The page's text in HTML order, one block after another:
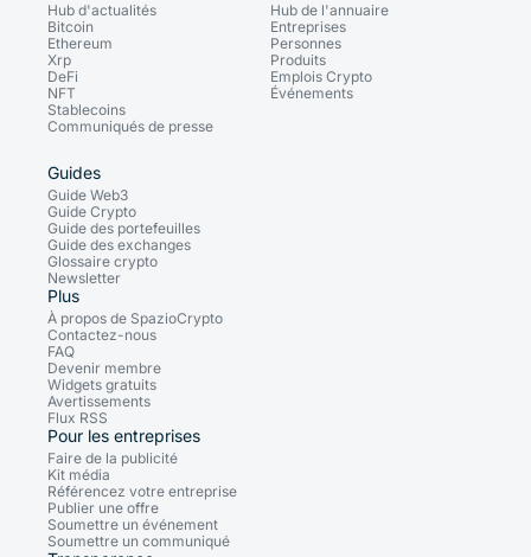
Hub d'actualités
Bitcoin
Ethereum
Xrp
DeFi
NFT
Stablecoins
Communiqués de presse
Hub de l'annuaire
Entreprises
Personnes
Produits
Emplois Crypto
Événements
Guides
Guide Web3
Guide Crypto
Guide des portefeuilles
Guide des exchanges
Glossaire crypto
Newsletter
Plus
À propos de SpazioCrypto
Contactez-nous
FAQ
Devenir membre
Widgets gratuits
Avertissements
Flux RSS
Pour les entreprises
Faire de la publicité
Kit média
Référencez votre entreprise
Publier une offre
Soumettre un événement
Soumettre un communiqué